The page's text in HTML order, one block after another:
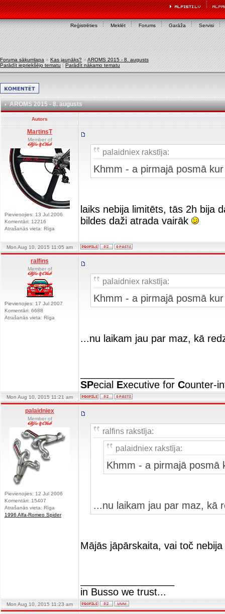
Reģistrēties Meklēt Forums Garāža Servisi
Foruma sākumlapa » Kas jaunāks? » AROMS 2015 - 8. augusts
Parādīt iepriekšējo tematu | Parādīt nākamo tematu
AROMS 2015 - 8. augusts
Autors
MartinsT
Member of
Pievienojies: 13 Jul 2006
Komentāri: 12216
Atrašanās vieta: Rīga
palaidniex rakstīja:
Khmm - a pirmajā posmā
laiks nebija limitēts, tās 2h bija
bildes daži atrada vairāk
Mon Aug 10, 2015 11:05 am
ralfins
Member of
Pievienojies: 17 Jul 2007
Komentāri: 6688
Atrašanās vieta: Rīga
palaidniex rakstīja:
Khmm - a pirmajā posmā
...nu laikam jau par maz, kā
SPecial Executive for Counter-
Mon Aug 10, 2015 11:21 am
palaidniex
Member of
Pievienojies: 12 Jul 2006
Komentāri: 15407
Atrašanās vieta: Rīga
1996 Alfa-Romeo Spider
ralfins rakstīja:
palaidniex rakstīja:
Khmm - a pirmajā
...nu laikam jau par maz, kā
Mājās jāpārskaita, vai toč
in Busso we trust...
Mon Aug 10, 2015 11:23 am